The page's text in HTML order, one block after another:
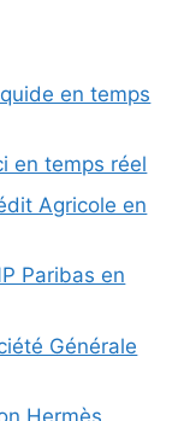
en temps
en temps réel
Agricole en
Paribas en
Générale